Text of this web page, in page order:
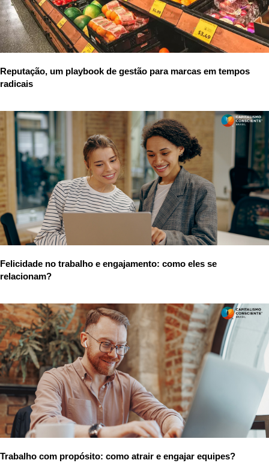
Reputação, um playbook de gestão para marcas em tempos
radicais
Felicidade no trabalho e engajamento: como eles se
relacionam?
Trabalho com propósito: como atrair e engajar equipes?